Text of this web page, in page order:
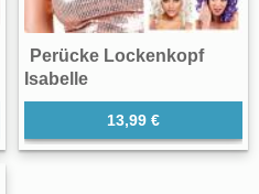
Perücke Lockenkopf
Isabelle
13,99 €